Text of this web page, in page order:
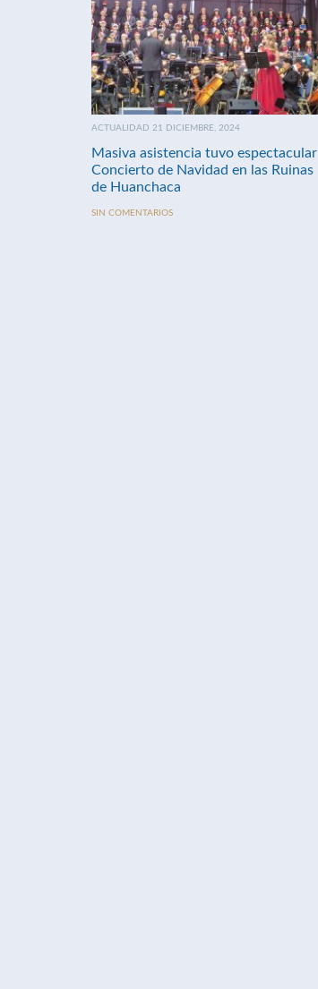
ACTUALIDAD 21 DICIEMBRE, 2024
Masiva asistencia tuvo espectacular
Concierto de Navidad en las Ruinas
de Huanchaca
SIN COMENTARIOS